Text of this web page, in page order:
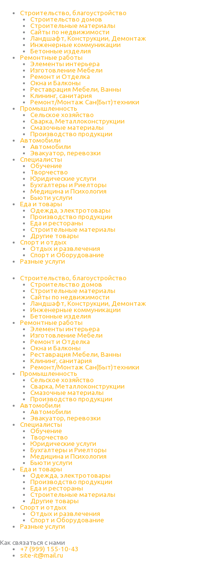
Строительство, благоустройство
Строительство домов
Строительные материалы
Сайты по недвижимости
Ландшафт, Конструкции, Демонтаж
Инженерные коммуникации
Бетонные изделия
Ремонтные работы
Элементы интерьера
Изготовление Мебели
Ремонт и Отделка
Окна и Балконы
Реставрация Мебели, Ванны
Клининг, санитария
Ремонт/Монтаж Сан(Быт)техники
Промышленность
Cельское хозяйство
Сварка, Металлоконструкции
Cмазочные материалы
Производство продукции
Автомобили
Автомобили
Эвакуатор, перевозки
Специалисты
Обучение
Творчество
Юридические услуги
Бухгалтеры и Риелторы
Медицина и Психология
Бьюти услуги
Еда и товары
Одежда, электротовары
Производство продукции
Еда и рестораны
Строительные материалы
Другие товары
Спорт и отдых
Отдых и развлечения
Спорт и Оборудование
Разные услуги
Строительство, благоустройство
Строительство домов
Строительные материалы
Сайты по недвижимости
Ландшафт, Конструкции, Демонтаж
Инженерные коммуникации
Бетонные изделия
Ремонтные работы
Элементы интерьера
Изготовление Мебели
Ремонт и Отделка
Окна и Балконы
Реставрация Мебели, Ванны
Клининг, санитария
Ремонт/Монтаж Сан(Быт)техники
Промышленность
Cельское хозяйство
Сварка, Металлоконструкции
Cмазочные материалы
Производство продукции
Автомобили
Автомобили
Эвакуатор, перевозки
Специалисты
Обучение
Творчество
Юридические услуги
Бухгалтеры и Риелторы
Медицина и Психология
Бьюти услуги
Еда и товары
Одежда, электротовары
Производство продукции
Еда и рестораны
Строительные материалы
Другие товары
Спорт и отдых
Отдых и развлечения
Спорт и Оборудование
Разные услуги
Как связаться с нами
+7 (999) 155-10-43
site-it@mail.ru